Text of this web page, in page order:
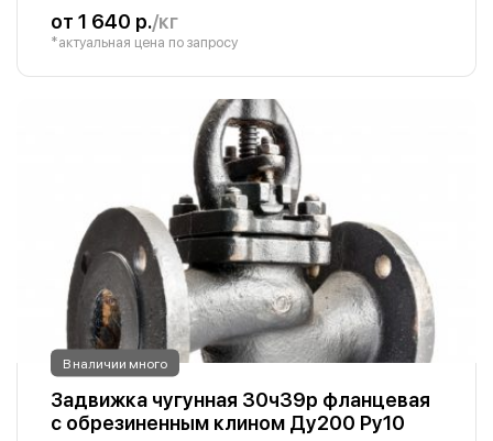
от 1 640 р./кг
*актуальная цена по запросу
В наличии много
Задвижка чугунная 30ч39р фланцевая
с обрезиненным клином Ду200 Ру10